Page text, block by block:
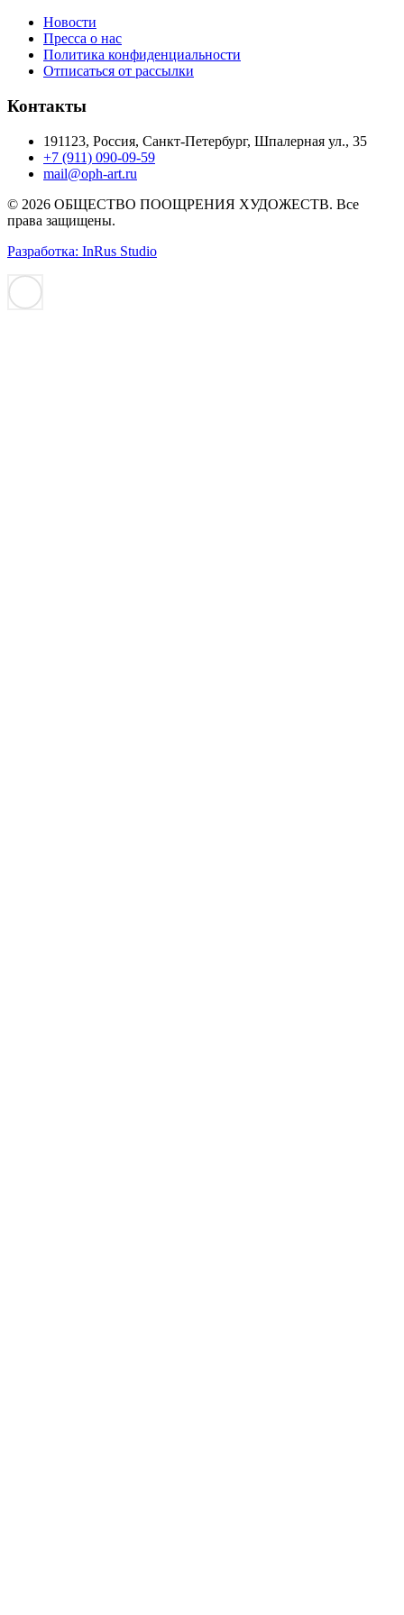
Новости
Пресса о нас
Политика конфиденциальности
Отписаться от рассылки
Контакты
191123, Россия, Санкт-Петербург, Шпалерная ул., 35
+7 (911) 090-09-59
mail@oph-art.ru
© 2026 ОБЩЕСТВО ПООЩРЕНИЯ ХУДОЖЕСТВ. Все
права защищены.
Разработка: InRus Studio